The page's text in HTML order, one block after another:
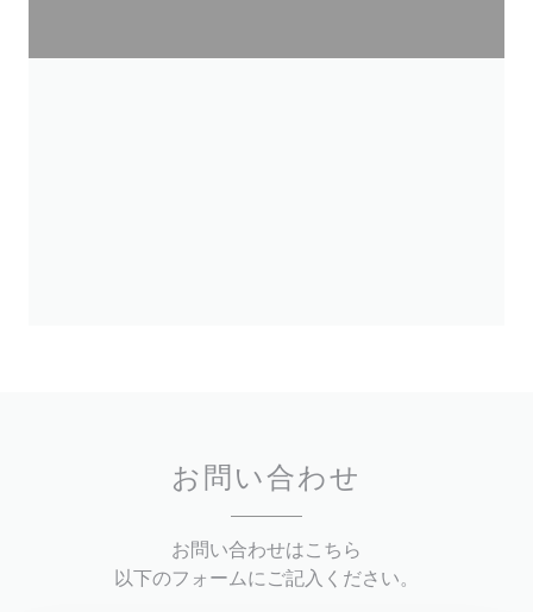
お問い合わせ
お問い合わせはこちら
以下のフォームにご記入ください。